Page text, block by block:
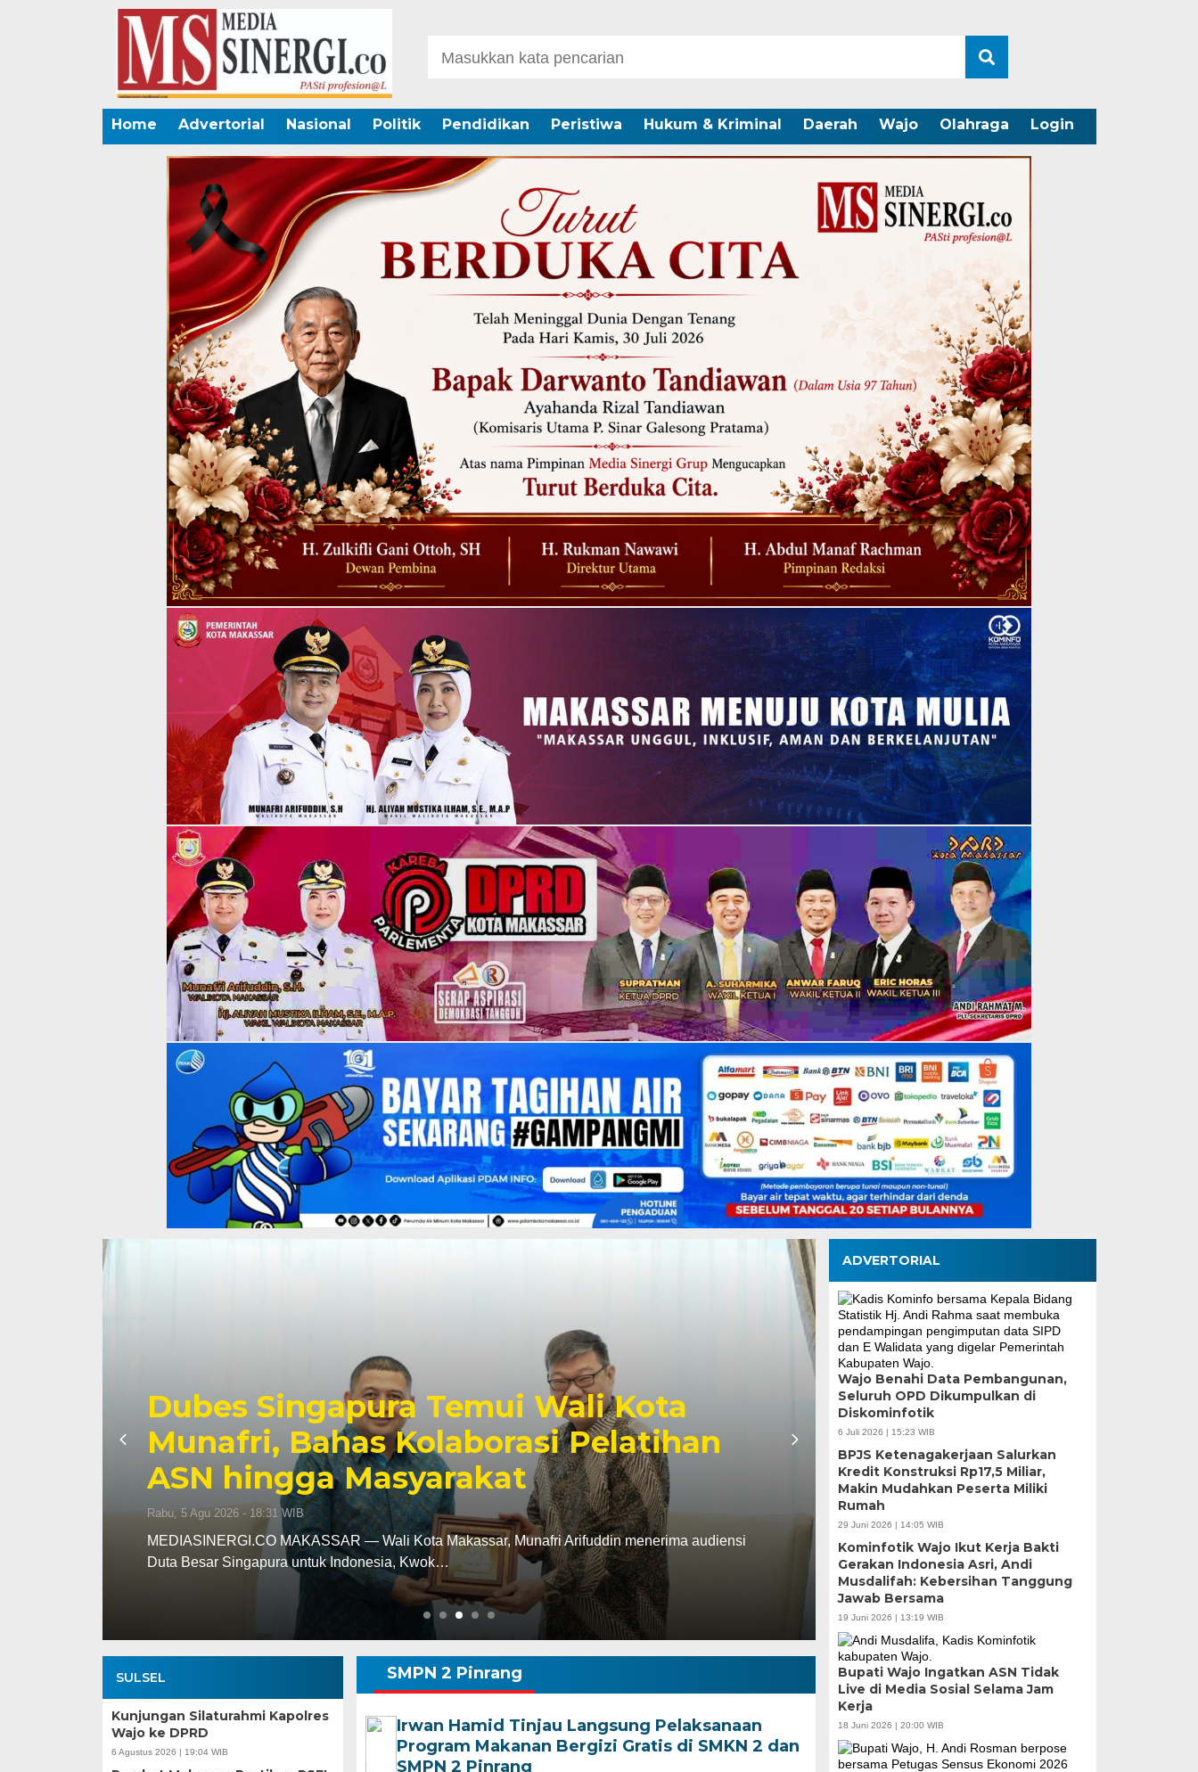
Home Advertorial Nasional Politik Pendidikan Peristiwa Hukum & Kriminal Daerah Wajo Olahraga Login
Wali Kota Munafri Dampingi Menko
Pangan Tinjau Kesiapan Kampung
Nelayan Merah Putih Untia
Rabu, 5 Agu 2026 - 07:32 WIB
MEDIASINERGI.CO MAKASSAR — Wali Kota Makassar, Munafri Arifuddin mendampingi Menteri
Koordinator Bidang Pangan, Zulkifli Hasan, meninjau…
Pemilahan Sampah
Tamangapa Jadi
Kolaborasi Warga
Selasa, 4 Agu 2026 - 17:09 WIB
MEDIASINERGI.CO MAKASSAR — Budaya
Permata, Kelurahan Tamangapa, Kecamatan…
SULSEL
Kunjungan Silaturahmi Kapolres
Wajo ke DPRD
6 Agustus 2026 | 19:04 WIB
SMPN 2 Pinrang
Irwan Hamid Tinjau Langsung Pelaksanaan
Program Makanan Bergizi Gratis di SMKN 2 dan
SMPN 2 Pinrang
ADVERTORIAL
Wajo Benahi Data Pembangunan,
Seluruh OPD Dikumpulkan di
Diskominfotik
6 Juli 2026 | 15:23 WIB
BPJS Ketenagakerjaan Salurkan
Kredit Konstruksi Rp17,5 Miliar,
Makin Mudahkan Peserta Miliki
Rumah
29 Juni 2026 | 14:05 WIB
Kominfotik Wajo Ikut Kerja Bakti
Gerakan Indonesia Asri, Andi
Musdalifah: Kebersihan Tanggung
Jawab Bersama
19 Juni 2026 | 13:19 WIB
Bupati Wajo Ingatkan ASN Tidak
Live di Media Sosial Selama Jam
Kerja
18 Juni 2026 | 20:00 WIB